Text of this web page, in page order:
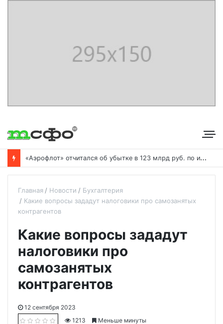
«
Аэрофлот» отчитался об убытке в 123 млрд руб. по итогам года пандемии
Главная Новости
Бухгалтерия
Какие вопросы зададут налоговики про самозанятых
контрагентов
Какие вопросы зададут
налоговики про
самозанятых
контрагентов
12 сентября 2023
1213
Меньше минуты